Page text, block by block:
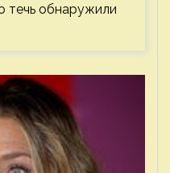
течь обнаружили